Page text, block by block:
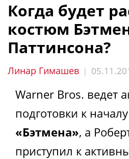
Когда будет
костюм
Паттинсона?
Линар Гимашев |
Warner Bros. ведет
подготовки к
«Бэтмена», а
приступил к